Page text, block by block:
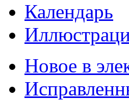
Календарь
Новое в